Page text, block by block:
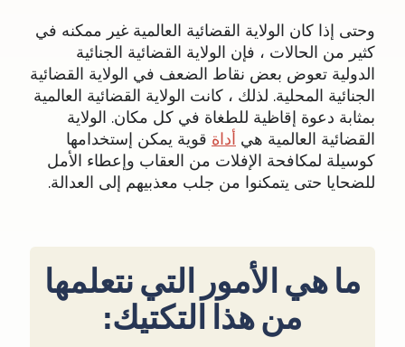
وحتى إذا كان الولاية القضائية العالمية غير ممكنه في
كثير من الحالات ، فإن الولاية القضائية الجنائية
الدولية تعوض بعض نقاط الضعف في الولاية القضائية
الجنائية المحلية. لذلك ، كانت الولاية القضائية العالمية
بمثابة دعوة إقاظية للطغاة في كل مكان. الولاية
القضائية العالمية هي أداة قوية يمكن إستخدامها
كوسيلة لمكافحة الإفلات من العقاب وإعطاء الأمل
للضحايا حتى يتمكنوا من جلب معذبيهم إلى العدالة.
ما هي الأمور التي نتعلمها
من هذا التكتيك: